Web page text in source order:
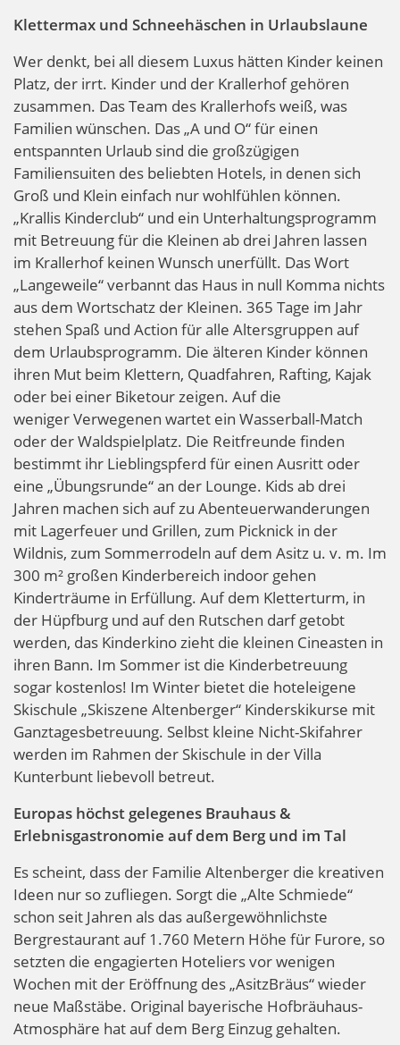
Klettermax und Schneehäschen in Urlaubslaune
Wer denkt, bei all diesem Luxus hätten Kinder keinen
Platz, der irrt. Kinder und der Krallerhof gehören
zusammen. Das Team des Krallerhofs weiß, was
Familien wünschen. Das „A und O“ für einen
entspannten Urlaub sind die großzügigen
Familiensuiten des beliebten Hotels, in denen sich
Groß und Klein einfach nur wohlfühlen können.
„Krallis Kinderclub“ und ein Unterhaltungsprogramm
mit Betreuung für die Kleinen ab drei Jahren lassen
im Krallerhof keinen Wunsch unerfüllt. Das Wort
„Langeweile“ verbannt das Haus in null Komma nichts
aus dem Wortschatz der Kleinen. 365 Tage im Jahr
stehen Spaß und Action für alle Altersgruppen auf
dem Urlaubsprogramm. Die älteren Kinder können
ihren Mut beim Klettern, Quadfahren, Rafting, Kajak
oder bei einer Biketour zeigen. Auf die
weniger Verwegenen wartet ein Wasserball-Match
oder der Waldspielplatz. Die Reitfreunde finden
bestimmt ihr Lieblingspferd für einen Ausritt oder
eine „Übungsrunde“ an der Lounge. Kids ab drei
Jahren machen sich auf zu Abenteuerwanderungen
mit Lagerfeuer und Grillen, zum Picknick in der
Wildnis, zum Sommerrodeln auf dem Asitz u. v. m. Im
300 m² großen Kinderbereich indoor gehen
Kinderträume in Erfüllung. Auf dem Kletterturm, in
der Hüpfburg und auf den Rutschen darf getobt
werden, das Kinderkino zieht die kleinen Cineasten in
ihren Bann. Im Sommer ist die Kinderbetreuung
sogar kostenlos! Im Winter bietet die hoteleigene
Skischule „Skiszene Altenberger“ Kinderskikurse mit
Ganztagesbetreuung. Selbst kleine Nicht-Skifahrer
werden im Rahmen der Skischule in der Villa
Kunterbunt liebevoll betreut.
Europas höchst gelegenes Brauhaus &
Erlebnisgastronomie auf dem Berg und im Tal
Es scheint, dass der Familie Altenberger die kreativen
Ideen nur so zufliegen. Sorgt die „Alte Schmiede“
schon seit Jahren als das außergewöhnlichste
Bergrestaurant auf 1.760 Metern Höhe für Furore, so
setzten die engagierten Hoteliers vor wenigen
Wochen mit der Eröffnung des „AsitzBräus“ wieder
neue Maßstäbe. Original bayerische Hofbräuhaus-
Atmosphäre hat auf dem Berg Einzug gehalten.